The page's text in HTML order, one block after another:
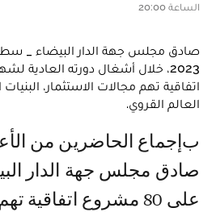
الساعة 20:00
اتفاقية تهم مجالات الاستثمار،
العالم القروي.
بإجماع الحاضرين من الأعضاء المُمثلين،
صادق مجلس جهة الدار
على 80 مشروع اتفاقية